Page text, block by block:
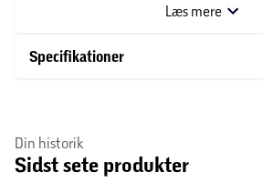
garanteres.
Læs mere
Specifikationer
Din historik
Sidst sete produkter